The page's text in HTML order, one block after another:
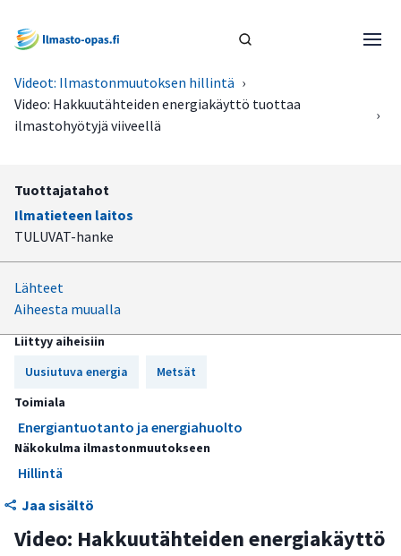
Videot: Ilmastonmuutoksen hillintä ›
Video: Hakkuutähteiden energiakäyttö tuottaa
ilmastohyötyjä viiveellä
›
Tuottajatahot
Ilmatieteen laitos
TULUVAT-hanke
Lähteet
Aiheesta muualla
Liittyy aiheisiin
Uusiutuva energia
Metsät
Toimiala
Energiantuotanto ja energiahuolto
Näkokulma ilmastonmuutokseen
Hillintä
Jaa sisältö
Video: Hakkuutähteiden energiakäyttö